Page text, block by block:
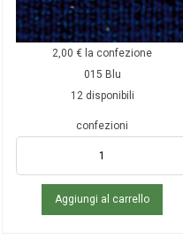
2,00 € la confezione
015 Blu
12 disponibili
confezioni
Aggiungi al carrello